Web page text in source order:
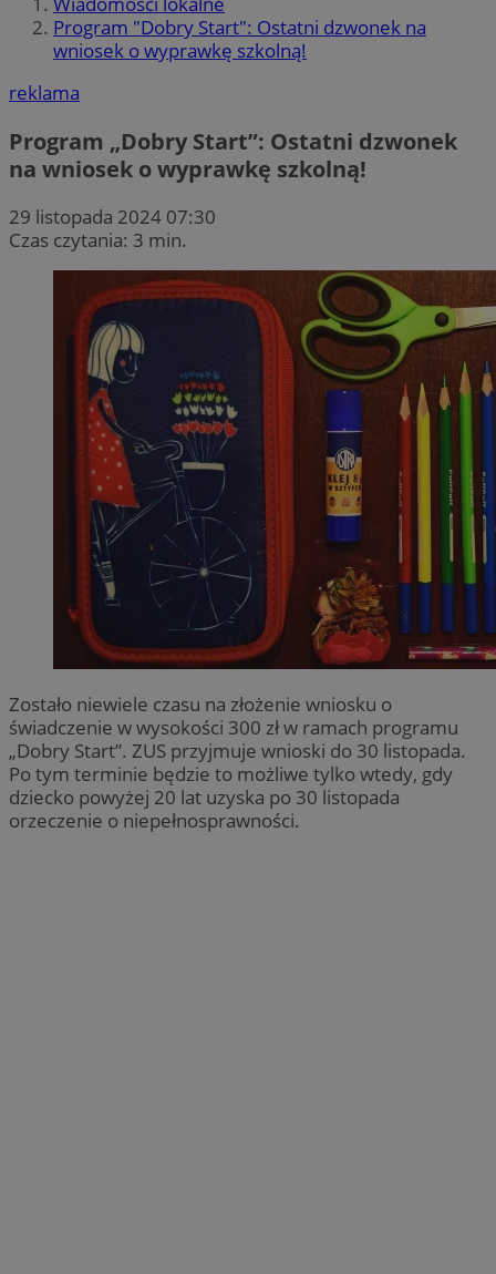
Program "Dobry Start": Ostatni dzwonek na
wniosek o wyprawkę szkolną!
reklama
Program „Dobry Start”: Ostatni dzwonek
na wniosek o wyprawkę szkolną!
29 listopada 2024 07:30
Czas czytania: 3 min.
Zostało niewiele czasu na złożenie wniosku o
świadczenie w wysokości 300 zł w ramach programu
„Dobry Start”. ZUS przyjmuje wnioski do 30 listopada.
Po tym terminie będzie to możliwe tylko wtedy, gdy
dziecko powyżej 20 lat uzyska po 30 listopada
orzeczenie o niepełnosprawności.